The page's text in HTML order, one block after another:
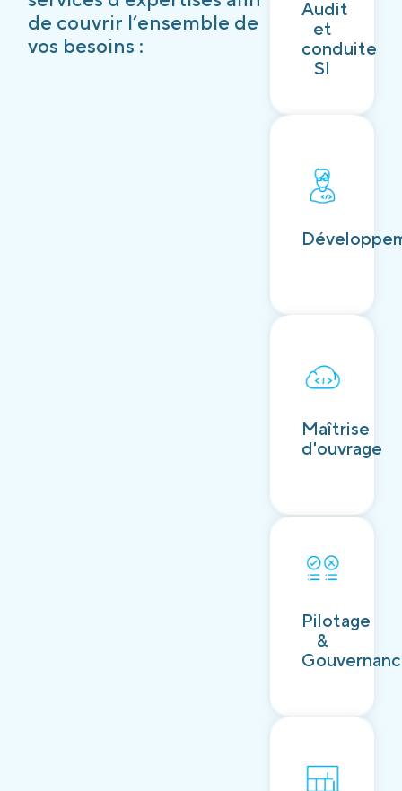
de couvrir l’ensemble de
vos besoins :
Audit
et
conduite
SI
Découvrir
Maîtrise
d'ouvrage
Pilotage
&
Découvrir